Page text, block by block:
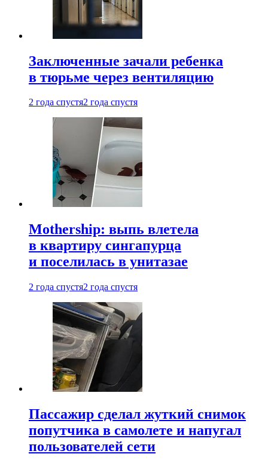
Заключенные зачали ребенка
в тюрьме через вентиляцию
2 года спустя2 года спустя
Mothership: выпь влетела
в квартиру сингапурца
и поселилась в унитазае
2 года спустя2 года спустя
Пассажир сделал жуткий снимок
попутчика в самолете и напугал
пользователей сети